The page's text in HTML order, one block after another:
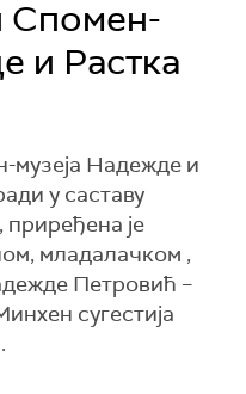
Спомен-
и Растка
музеја Надежде и
у саставу
приређена је
младалачком ,
Петровић –
сугестија